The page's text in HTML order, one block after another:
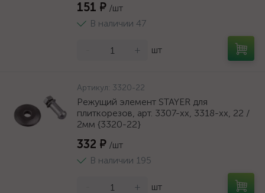
151 ₽ /шт
В наличии 47
+ шт
Артикул: 3320-22
Режущий элемент STAYER для
плиткорезов, арт. 3307-хх, 3318-хх, 22 /
2мм {3320-22}
332 ₽ /шт
В наличии 195
+ шт